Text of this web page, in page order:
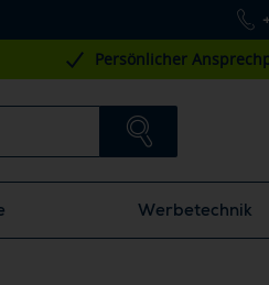
Persönlicher
Werbetechnik